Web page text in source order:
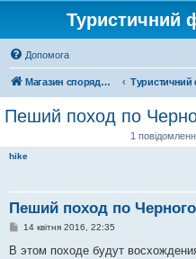
Туристичний
Допомога
Магазин спорядження
Пеший поход по
1
hike
Пеший поход по
П
в
14 квітня 2016, 22:35
В этом походе будут